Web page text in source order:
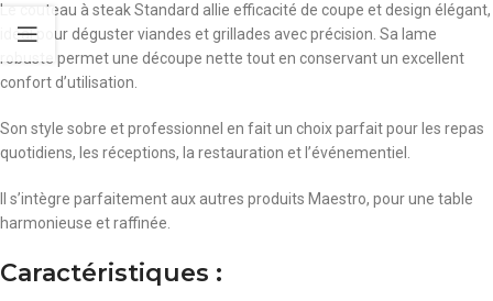
Le couteau à steak Standard allie efficacité de coupe et design élégant,
idéal pour déguster viandes et grillades avec précision. Sa lame
robuste permet une découpe nette tout en conservant un excellent
confort d’utilisation.
Son style sobre et professionnel en fait un choix parfait pour les repas
quotidiens, les réceptions, la restauration et l’événementiel.
Il s’intègre parfaitement aux autres produits Maestro, pour une table
harmonieuse et raffinée.
Caractéristiques :